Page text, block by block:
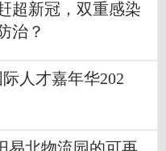
超新冠，双重感染
治？
人才嘉年华202